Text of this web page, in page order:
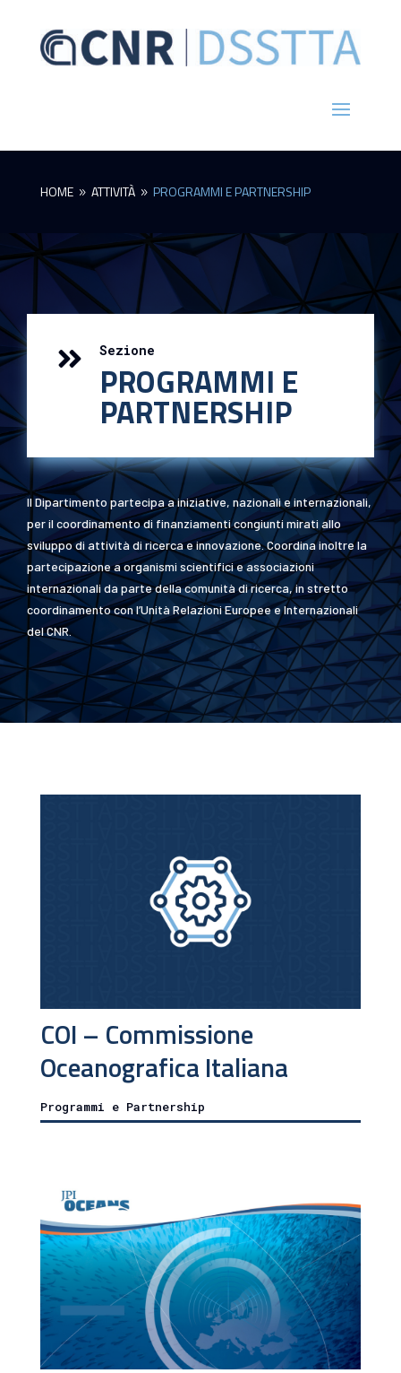
HOME 9 ATTIVITÀ 9 PROGRAMMI E PARTNERSHIP
 Sezione
PROGRAMMI E
PARTNERSHIP
Il Dipartimento partecipa a iniziative, nazionali e internazionali,
per il coordinamento di finanziamenti congiunti mirati allo
sviluppo di attività di ricerca e innovazione. Coordina inoltre la
partecipazione a organismi scientifici e associazioni
internazionali da parte della comunità di ricerca, in stretto
coordinamento con l’Unità Relazioni Europee e Internazionali
del CNR.
COI – Commissione
Oceanografica Italiana
Programmi e Partnership